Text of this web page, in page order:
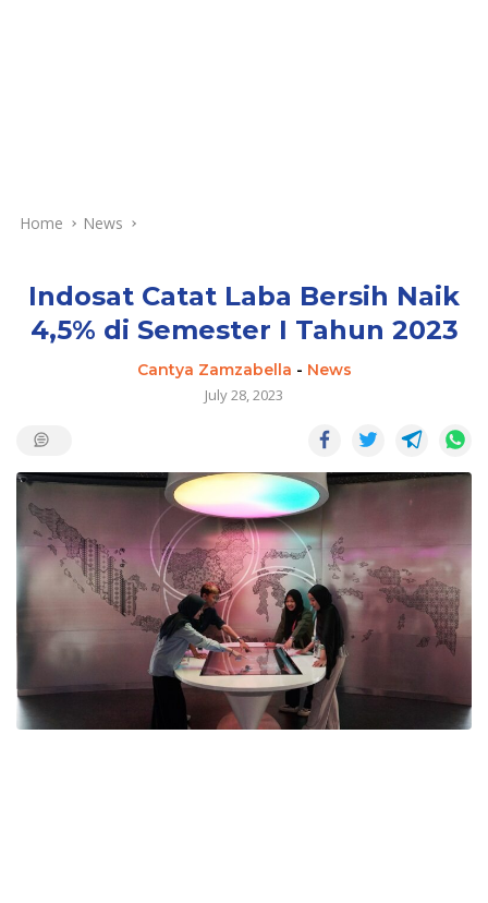
Home News
Indosat Catat Laba Bersih Naik
4,5% di Semester I Tahun 2023
Cantya Zamzabella - News
July 28, 2023